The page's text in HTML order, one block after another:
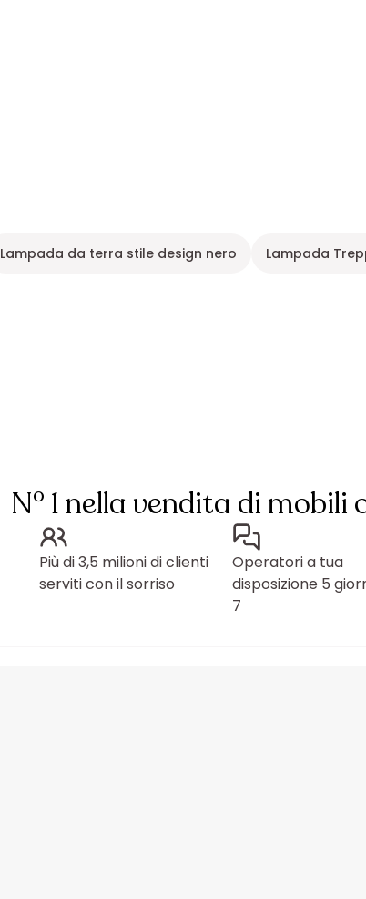
Lampada da terra stile design nero Lampada
N° 1 nella vendita di mobili
Più di 3,5 milioni di clienti
serviti con il sorriso
Operatori a tua
disposizione 5
7